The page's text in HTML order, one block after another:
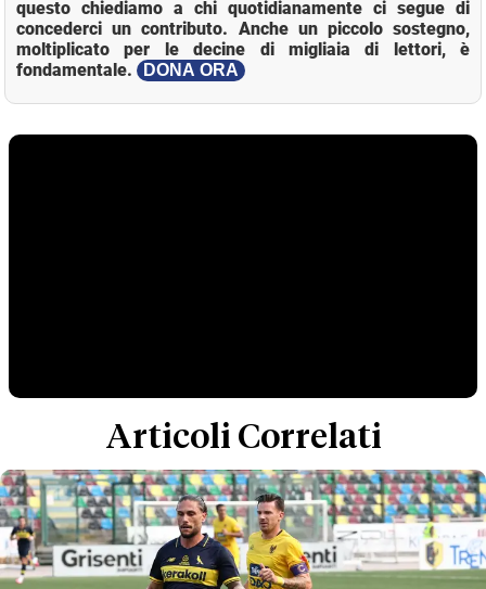
questo chiediamo a chi quotidianamente ci segue di
concederci un contributo. Anche un piccolo sostegno,
moltiplicato per le decine di migliaia di lettori, è
fondamentale.
DONA ORA
Articoli Correlati